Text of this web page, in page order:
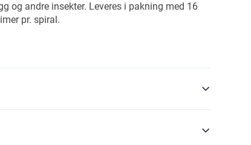
og andre insekter. Leveres i pakning med 16
pr. spiral.